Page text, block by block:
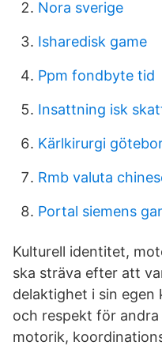
Nora sverige
Isharedisk game
Ppm fondbyte tid
Insattning isk
Kärlkirurgi
Rmb valuta
Portal siemens
Kulturell identitet,
ska sträva efter att
delaktighet i sin egen
och respekt för
motorik,